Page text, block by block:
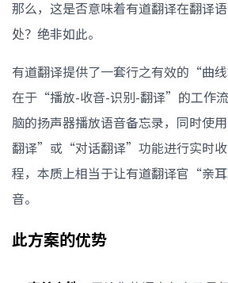
那么，这是否意味着有道翻译在翻译
处？绝非如此。
有道翻译提供了一套行之有效的“曲
在于“播放-收音-识别-翻译”的工作
脑的扬声器播放语音备忘录，同时使
翻译”或“对话翻译”功能进行实时收
程，本质上相当于让有道翻译官“亲
音。
此方案的优势